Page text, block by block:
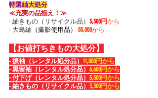
特選紬大処分
≪充実の品揃え！≫
- 紬きもの （リサイクル品） 3,300円から
- 大島紬 （撮影使用品） 55,000から
【お値打ちきもの大処分】
- 振袖（レンタル処分品） 11,000円から
- 黒留袖（レンタル処分品） 6,600円から
- 付下げ（レンタル処分品） 5,500円から
- 紬きもの（リサイクル品） 3,300円から